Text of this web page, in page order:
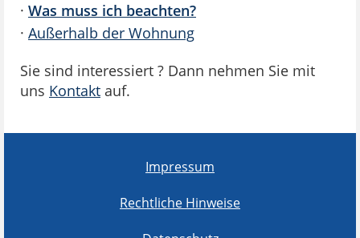
· Was muss ich beachten?
· Außerhalb der Wohnung
Sie sind interessiert ? Dann nehmen Sie mit
uns Kontakt auf.
Impressum
Rechtliche Hinweise